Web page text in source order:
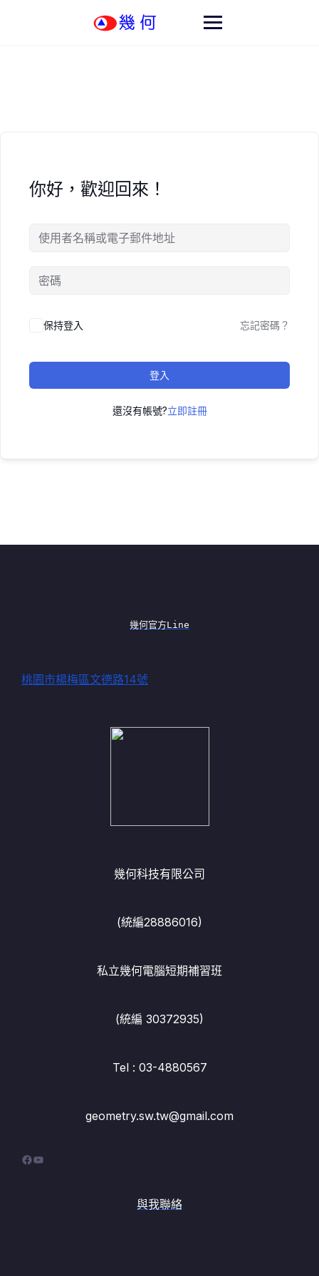
你好，歡迎回來！
保持登入 忘記密碼？
登入
還沒有帳號?立即註冊
幾何官方Line
桃園市楊梅區文德路14號
幾何科技有限公司
(統編28886016)
私立幾何電腦短期補習班
(統編 30372935)
Tel : 03-4880567
geometry.sw.tw@gmail.com
Facebook
與我聯絡